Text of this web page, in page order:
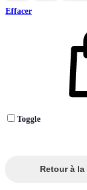
Effacer
Toggle
Retour à